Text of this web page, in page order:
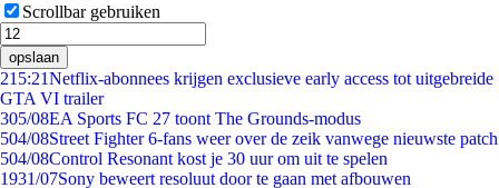
Scrollbar gebruiken
opslaan
215:21Netflix-abonnees krijgen exclusieve early access tot uitgebreide
GTA VI trailer
305/08EA Sports FC 27 toont The Grounds-modus
504/08Street Fighter 6-fans weer over de zeik vanwege nieuwste patch
504/08Control Resonant kost je 30 uur om uit te spelen
1931/07Sony beweert resoluut door te gaan met afbouwen